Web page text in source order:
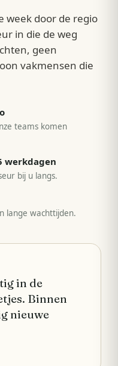
week door de regio
in die de weg
geen
vakmensen die
teams komen
werkdagen
bij u langs.
lange wachttijden.
in de
Binnen
nieuwe